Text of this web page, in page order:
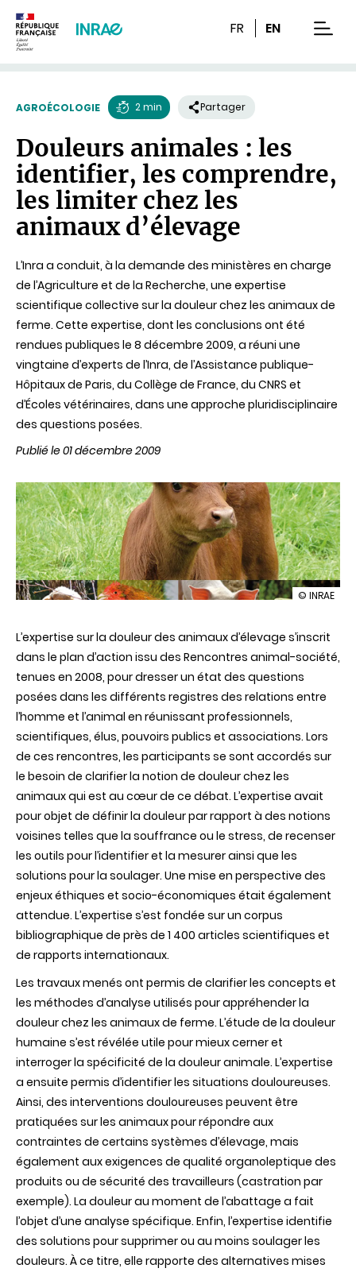
FR EN
AGROÉCOLOGIE
de
lecture
2 min Partager
Douleurs animales : les
identifier, les comprendre,
les limiter chez les
animaux d’élevage
L’Inra a conduit, à la demande des ministères en charge
de l’Agriculture et de la Recherche, une expertise
scientifique collective sur la douleur chez les animaux de
ferme. Cette expertise, dont les conclusions ont été
rendues publiques le 8 décembre 2009, a réuni une
vingtaine d’experts de l’Inra, de l’Assistance publique-
Hôpitaux de Paris, du Collège de France, du CNRS et
d’Écoles vétérinaires, dans une approche pluridisciplinaire
des questions posées.
Publié le 01 décembre 2009
illustration
:
identifier,
les
les
chez
les
animaux
© INRAE
L’expertise sur la douleur des animaux d’élevage s’inscrit
dans le plan d’action issu des Rencontres animal-société,
tenues en 2008, pour dresser un état des questions
posées dans les différents registres des relations entre
l’homme et l’animal en réunissant professionnels,
scientifiques, élus, pouvoirs publics et associations. Lors
de ces rencontres, les participants se sont accordés sur
le besoin de clarifier la notion de douleur chez les
animaux qui est au cœur de ce débat. L’expertise avait
pour objet de définir la douleur par rapport à des notions
voisines telles que la souffrance ou le stress, de recenser
les outils pour l’identifier et la mesurer ainsi que les
solutions pour la soulager. Une mise en perspective des
enjeux éthiques et socio-économiques était également
attendue. L’expertise s’est fondée sur un corpus
bibliographique de près de 1 400 articles scientifiques et
de rapports internationaux.
Les travaux menés ont permis de clarifier les concepts et
les méthodes d’analyse utilisés pour appréhender la
douleur chez les animaux de ferme. L’étude de la douleur
humaine s’est révélée utile pour mieux cerner et
interroger la spécificité de la douleur animale. L’expertise
a ensuite permis d’identifier les situations douloureuses.
Ainsi, des interventions douloureuses peuvent être
pratiquées sur les animaux pour répondre aux
contraintes de certains systèmes d’élevage, mais
également aux exigences de qualité organoleptique des
produits ou de sécurité des travailleurs (castration par
exemple). La douleur au moment de l’abattage a fait
l’objet d’une analyse spécifique. Enfin, l’expertise identifie
des solutions pour supprimer ou au moins soulager les
douleurs. À ce titre, elle rapporte des alternatives mises